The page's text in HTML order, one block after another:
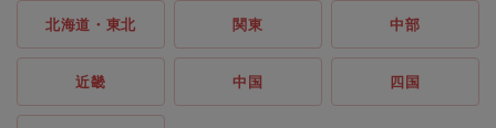
北海道・東北 関東 中部
近畿 中国 四国